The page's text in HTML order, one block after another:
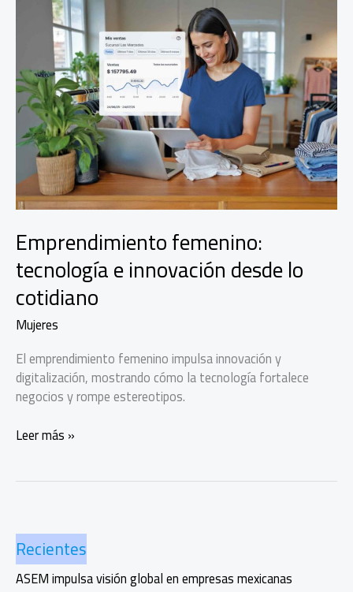
Emprendimiento femenino:
tecnología e innovación desde lo
cotidiano
Mujeres
El emprendimiento femenino impulsa innovación y
digitalización, mostrando cómo la tecnología fortalece
negocios y rompe estereotipos.
Emprendimiento
desde
lo
cotidiano
Leer más »
Recientes
ASEM impulsa visión global en empresas mexicanas